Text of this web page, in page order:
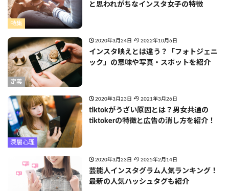
特集
と思われがちなインスタ女子の特徴
定義
2020年3月24日 2022年10月6日
インスタ映えとは違う？「フォトジェニ
ック」の意味や写真・スポットを紹介
深層心理
2020年3月23日 2021年3月26日
tiktokがうざい原因とは？男女共通の
tiktokerの特徴と広告の消し方を紹介！
2020年3月23日 2025年2月14日
芸能人インスタグラム人気ランキング！
最新の人気ハッシュタグも紹介